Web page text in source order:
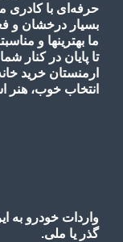
حرفه‌ای با کادری
بسیار درخشان و
ما بهترینها و
تا پایان در کنار
ارمنستان خرید
انتخاب خوب،
واردات خودرو به
گذر یا ملی.